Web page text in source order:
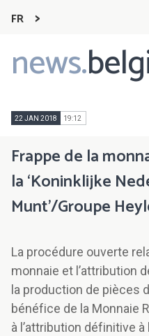
FR
news.
Main
navigation
22 JAN 2018 19:12
Frappe de la
la ‘Koninklijke
Munt’/Groupe
La procédure ouverte
monnaie et l’attribution
la production de pièces
bénéfice de la Monnaie
à l’attribution définitive